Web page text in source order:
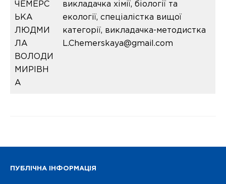
ЧЕМЕРС
ЬКА
ЛЮДМИ
ЛА
ВОЛОДИ
МИРІВН
А
викладачка хімії, біології та
екології, спеціалістка вищої
категорії, викладачка-методистка
L.Chemerskaya@gmail.com
ПУБЛІЧНА ІНФОРМАЦІЯ